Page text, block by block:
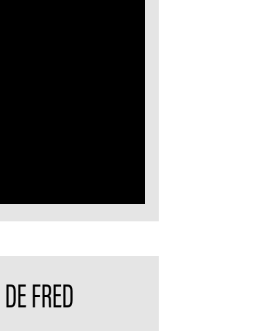
FRED